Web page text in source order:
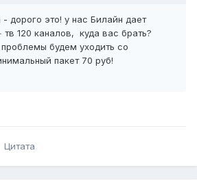
дорого это! у нас Билайн дает
тв 120 каналов, куда вас брать?
будем уходить со
пакет 70 руб!
Цитата